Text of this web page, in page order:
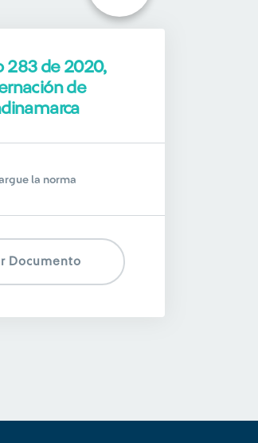
283 de 2020,
de
la norma
Documento